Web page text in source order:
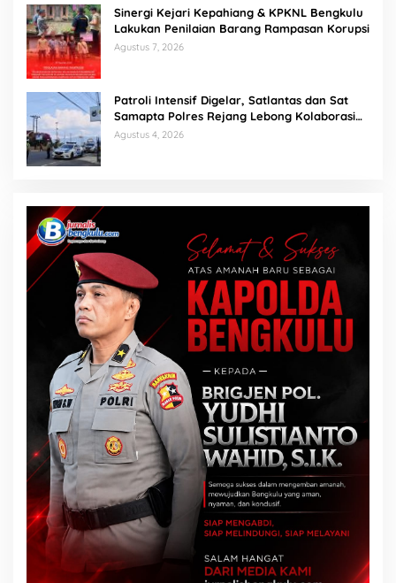
Sinergi Kejari Kepahiang & KPKNL Bengkulu
Lakukan Penilaian Barang Rampasan Korupsi
Agustus 7, 2026
Patroli Intensif Digelar, Satlantas dan Sat
Samapta Polres Rejang Lebong Kolaborasi
Berantas Balap Liar
Agustus 4, 2026